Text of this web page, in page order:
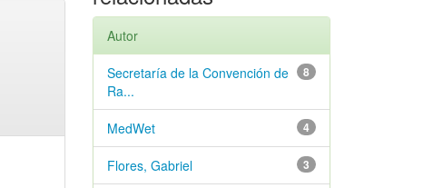
Autor
8
Secretaría de la Convención de
Ra...
4
MedWet
3
Flores, Gabriel